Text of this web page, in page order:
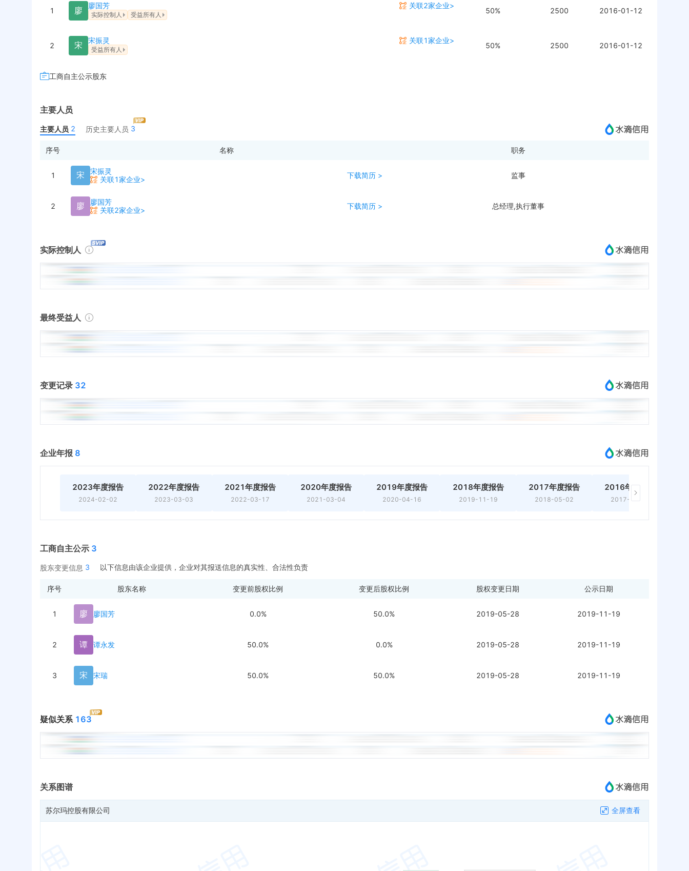
1 廖
廖国芳 关联2家企业>
实际控制人 受益所有人 50% 2500 2016-01-12
2 宋
宋振灵 关联1家企业>
受益所有人 50% 2500 2016-01-12
工商自主公示股东
主要人员
主要人员 2 历史主要人员 3
序号 名称 职务
1 宋
宋振灵
关联1家企业>
下载简历 > 监事
2 廖
廖国芳
关联2家企业>
下载简历 > 总经理,执行董事
实际控制人
最终受益人
变更记录 32
企业年报 8
2023年度报告
2024-02-02
2022年度报告
2023-03-03
2021年度报告
2022-03-17
2020年度报告
2021-03-04
2019年度报告
2020-04-16
2018年度报告
2019-11-19
2017年度报告
2018-05-02
2016年度报告
2017-06-07
工商自主公示 3
股东变更信息 3 以下信息由该企业提供，企业对其报送信息的真实性、合法性负责
序号 股东名称 变更前股权比例 变更后股权比例 股权变更日期 公示日期
1 廖 廖国芳 0.0% 50.0% 2019-05-28 2019-11-19
2 谭 谭永发 50.0% 0.0% 2019-05-28 2019-11-19
3 宋 宋瑞 50.0% 50.0% 2019-05-28 2019-11-19
疑似关系 163
关系图谱
苏尔玛控股有限公司 全屏查看